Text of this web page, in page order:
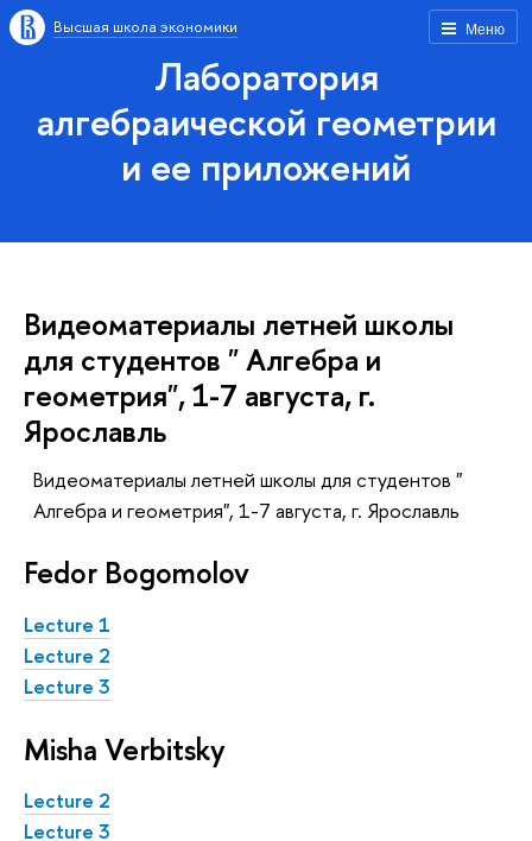
Меню
Высшая школа экономики
Лаборатория
алгебраической геометрии
и ее приложений
Видеоматериалы летней школы
для студентов " Алгебра и
геометрия", 1-7 августа, г.
Ярославль
Видеоматериалы летней школы для студентов "
Алгебра и геометрия", 1-7 августа, г. Ярославль
Fedor Bogomolov
Lecture 1
Lecture 2
Lecture 3
Misha Verbitsky
Lecture 2
Lecture 3